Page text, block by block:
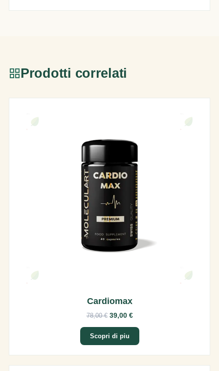
Prodotti correlati
Cardiomax
78,00 €39,00 €
Scopri di piu